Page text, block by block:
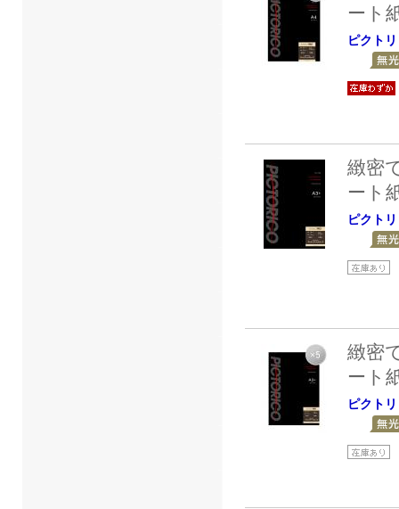
ート
ピクト
緻密
ート
ピクト
緻密
ート
ピクト